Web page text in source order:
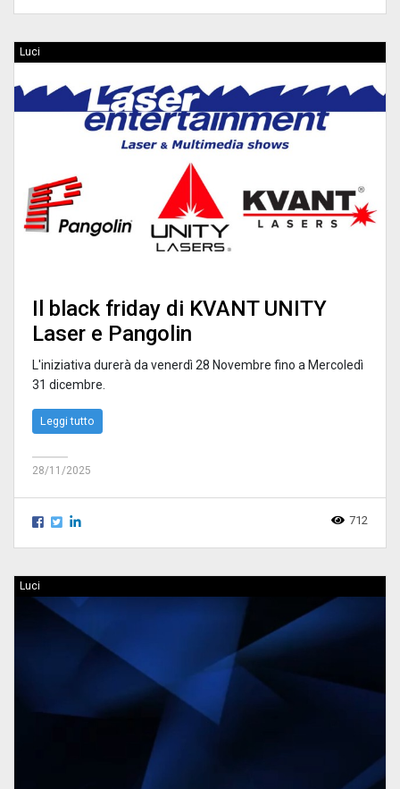
Luci
Il black friday di KVANT UNITY
Laser e Pangolin
L'iniziativa durerà da venerdì 28 Novembre fino a Mercoledì
31 dicembre.
Leggi tutto
28/11/2025
712
Luci